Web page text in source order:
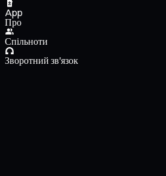
App
Про
Спільноти
Зворотний зв'язок